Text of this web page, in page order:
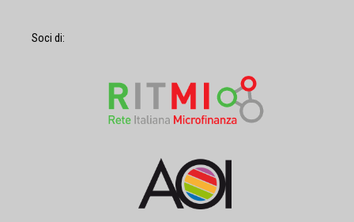
Soci di: